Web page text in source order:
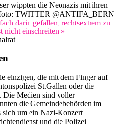
wippten die Neonazis mit ihren
TWITTER @ANTIFA_BERN
darin gefallen, rechtsextrem zu
nicht einschreiten.»
einzigen, die mit dem Finger auf
St.Gallen oder die
Die Medien sind voller
die Gemeindebehörden im
sich um ein Nazi-Konzert
und die Polizei